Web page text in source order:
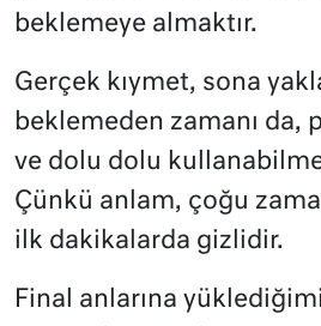
beklemeye almaktır.
Gerçek kıymet, sona
beklemeden zamanı da,
ve dolu dolu
Çünkü anlam, çoğu
ilk dakikalarda gizlidir.
Final anlarına